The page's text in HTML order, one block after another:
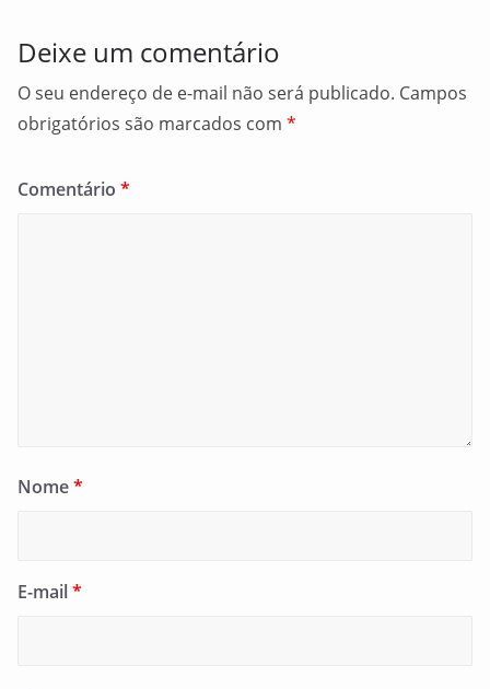
Deixe um comentário
O seu endereço de e-mail não será publicado. Campos
obrigatórios são marcados com *
Comentário *
Nome*
E-mail*